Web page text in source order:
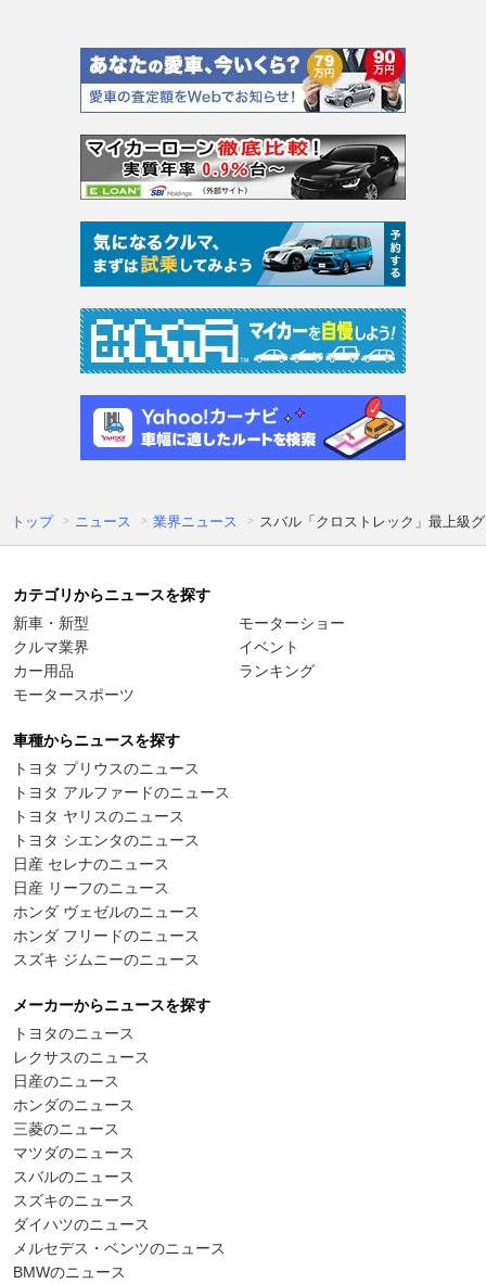
トップ ニュース 業界ニュース スバル「クロストレック」最上級
カテゴリからニュースを探す
新車・新型
クルマ業界
カー用品
モータースポーツ
モーターショー
イベント
ランキング
車種からニュースを探す
トヨタ プリウスのニュース
トヨタ アルファードのニュース
トヨタ ヤリスのニュース
トヨタ シエンタのニュース
日産 セレナのニュース
日産 リーフのニュース
ホンダ ヴェゼルのニュース
ホンダ フリードのニュース
スズキ ジムニーのニュース
メーカーからニュースを探す
トヨタのニュース
レクサスのニュース
日産のニュース
ホンダのニュース
三菱のニュース
マツダのニュース
スバルのニュース
スズキのニュース
ダイハツのニュース
メルセデス・ベンツのニュース
BMWのニュース